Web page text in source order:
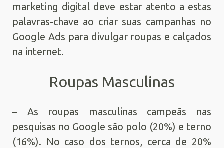
marketing digital deve estar atento a estas
palavras-chave ao criar suas campanhas no
Google Ads para divulgar roupas e calçados
na internet.
Roupas Masculinas
– As roupas masculinas campeãs nas
pesquisas no Google são polo (20%) e terno
(16%). No caso dos ternos, cerca de 20%